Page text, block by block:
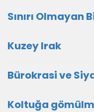
Sınırı Olmayan
Kuzey Irak
Bürokrasi ve
Koltuğa